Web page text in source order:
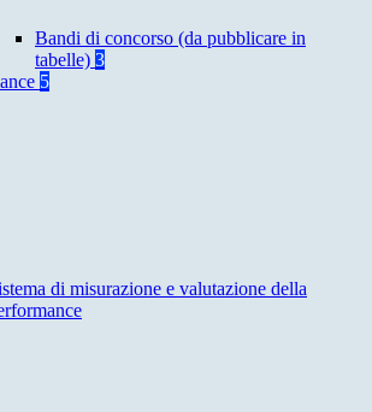
Bandi di concorso (da pubblicare in
tabelle) 3
5
di misurazione e valutazione della